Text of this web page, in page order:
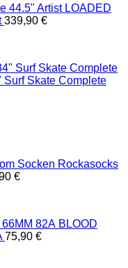
LOADED
339,90 €
Surf Skate Complete
Rockasocks
€
BLOOD
75,90 €